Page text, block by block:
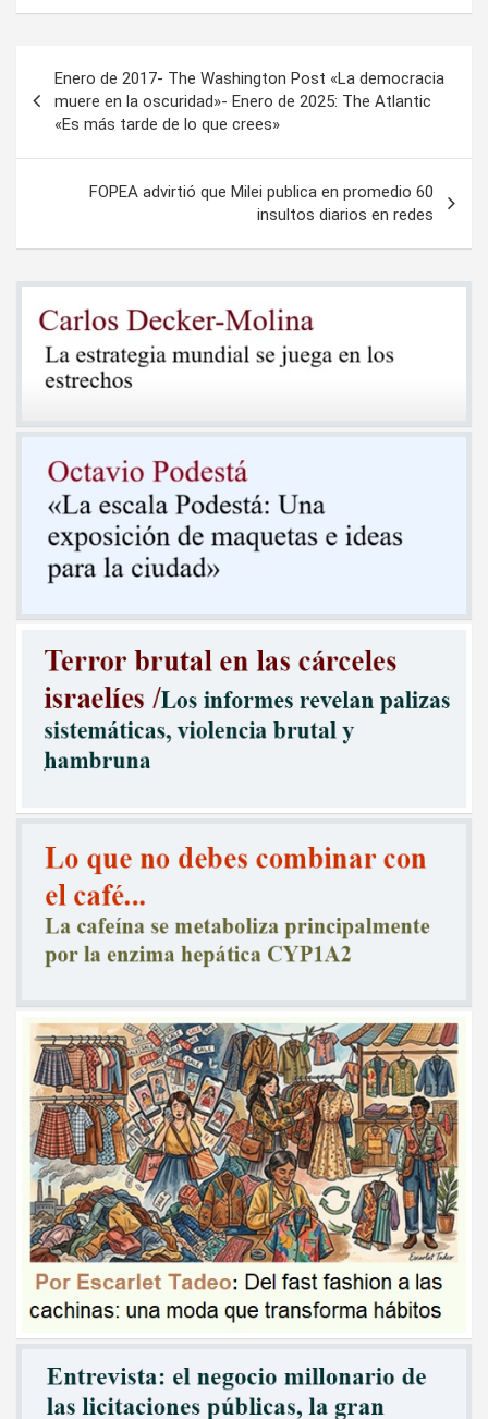
de
entradas
Enero de 2017- The Washington Post «La democracia
muere en la oscuridad»- Enero de 2025: The Atlantic
«Es más tarde de lo que crees»
FOPEA advirtió que Milei publica en promedio 60
insultos diarios en redes